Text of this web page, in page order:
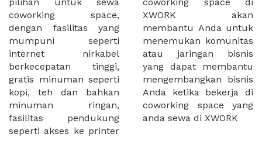
coworking space,
dengan fasilitas yang
mumpuni seperti
internet nirkabel
berkecepatan tinggi,
gratis minuman seperti
kopi, teh dan bahkan
minuman ringan,
fasilitas pendukung
seperti akses ke printer
XWORK akan
membantu Anda untuk
menemukan komunitas
atau jaringan bisnis
yang dapat membantu
mengembangkan bisnis
Anda ketika bekerja di
coworking space yang
anda sewa di XWORK